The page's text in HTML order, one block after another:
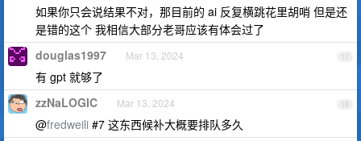
如果你只会说结果不对，那目前的 ai 反复横跳花里胡哨 但是还
是错的这个 我相信大部分老哥应该有体会过了
17
douglas1997 Mar 13, 2024
有 gpt 就够了
18
zzNaLOGIC Mar 13, 2024
@fredweili #7 这东西候补大概要排队多久